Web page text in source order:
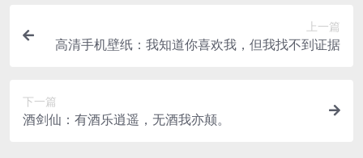
上一篇
高清手机壁纸：我知道你喜欢我，但我找不到证据
下一篇
酒剑仙：有酒乐逍遥，无酒我亦颠。